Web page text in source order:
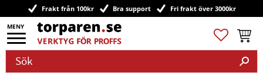
Meny
Frakt från 100kr Bra support Fri frakt över 3000kr
Favoriter